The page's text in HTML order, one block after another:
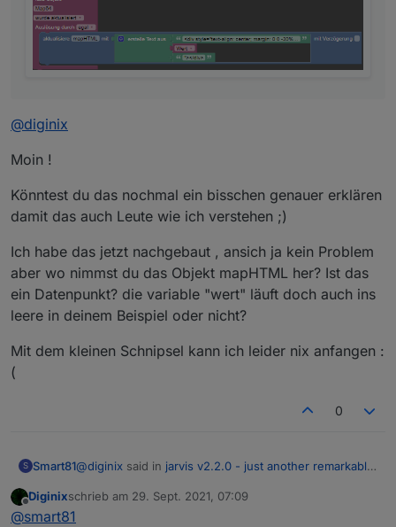
@diginix
Moin !
Könntest du das nochmal ein bisschen genauer erklären
damit das auch Leute wie ich verstehen ;)
Ich habe das jetzt nachgebaut , ansich ja kein Problem
aber wo nimmst du das Objekt mapHTML her? Ist das
ein Datenpunkt? die variable "wert" läuft doch auch ins
leere in deinem Beispiel oder nicht?
Mit dem kleinen Schnipsel kann ich leider nix anfangen :
(
0
S Smart81@diginix said in jarvis v2.2.0 - just another remarkable
Offline
Diginixschrieb am 29. Sept. 2021, 07:09
zuletzt editiert von
@smart81